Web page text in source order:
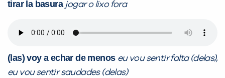
tirar la basura jogar o lixo fora
(las) voy a echar de menos eu vou sentir falta (delas),
eu vou sentir saudades (delas)